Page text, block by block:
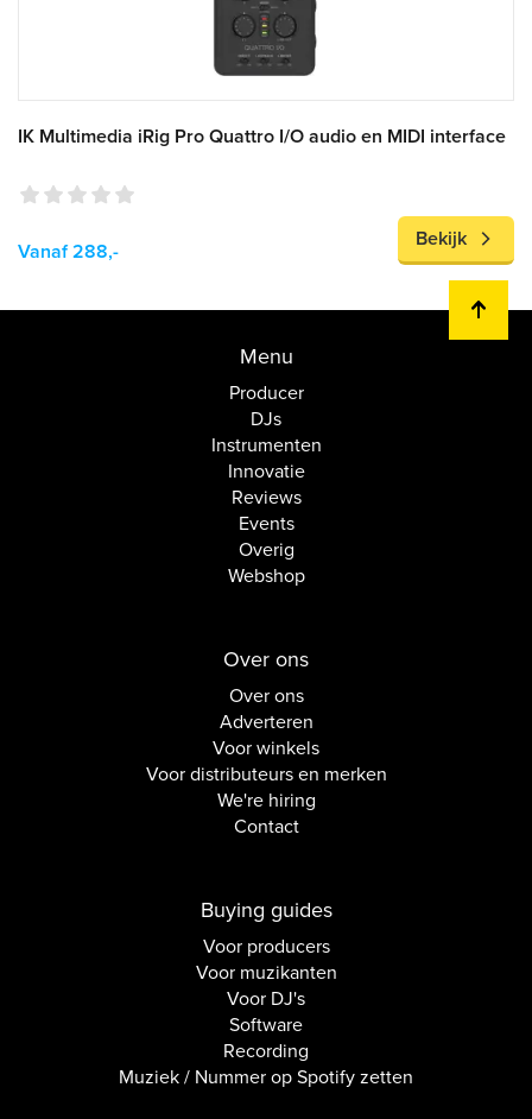
IK Multimedia iRig Pro Quattro I/O audio en MIDI interface
Vanaf 288,-
Bekijk
Menu
Producer
DJs
Instrumenten
Innovatie
Reviews
Events
Overig
Webshop
Over ons
Over ons
Adverteren
Voor winkels
Voor distributeurs en merken
We're hiring
Contact
Buying guides
Voor producers
Voor muzikanten
Voor DJ's
Software
Recording
Muziek / Nummer op Spotify zetten